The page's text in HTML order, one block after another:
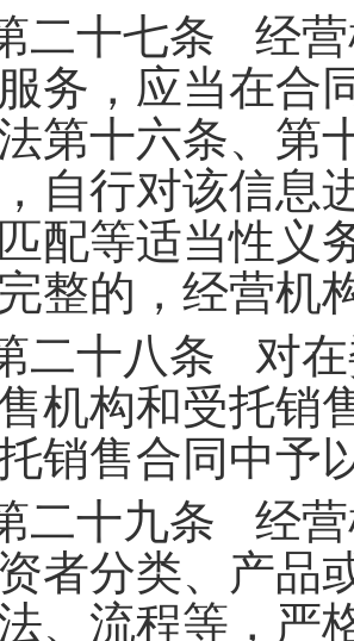
十七条
经
务，应当在合
第十六条、第
自行对该信息
配等适当性义
整的，经营机
十八条
对
机构和受托销
销售合同中予
十九条
经
者分类、产品
、流程等，严